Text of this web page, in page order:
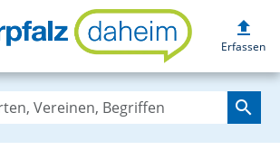
Auftakt zum
upload
Erfassen
search